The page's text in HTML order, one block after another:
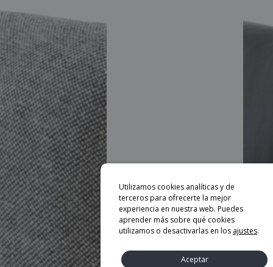
Utilizamos cookies analíticas y de
terceros para ofrecerte la mejor
experiencia en nuestra web. Puedes
aprender más sobre qué cookies
utilizamos o desactivarlas en los ajustes.
Aceptar